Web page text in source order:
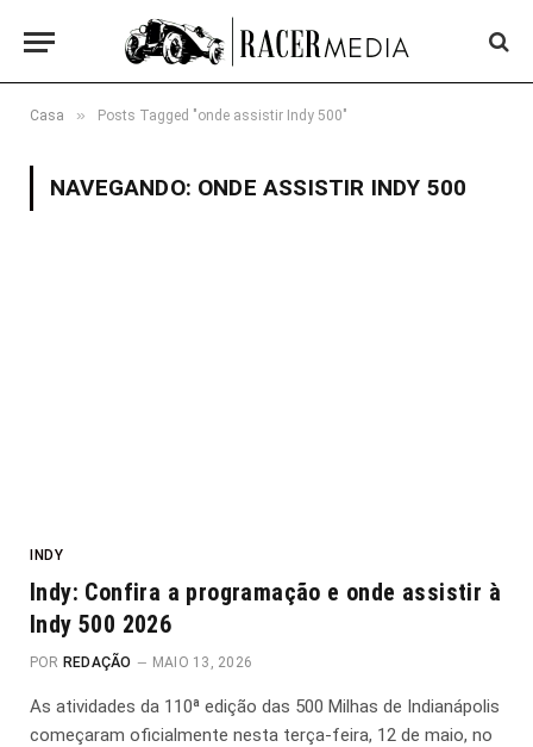
Casa » Posts Tagged "onde assistir Indy 500"
NAVEGANDO: ONDE ASSISTIR INDY 500
INDY
Indy: Confira a programação e onde assistir à
Indy 500 2026
POR REDAÇÃO MAIO 13, 2026
As atividades da 110ª edição das 500 Milhas de Indianápolis
começaram oficialmente nesta terça-feira, 12 de maio, no